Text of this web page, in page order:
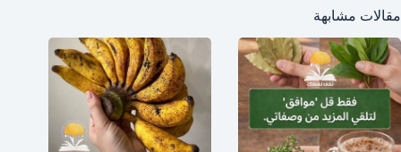
مقالات مشابهة